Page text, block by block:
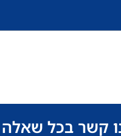
קשר בכל שאלה